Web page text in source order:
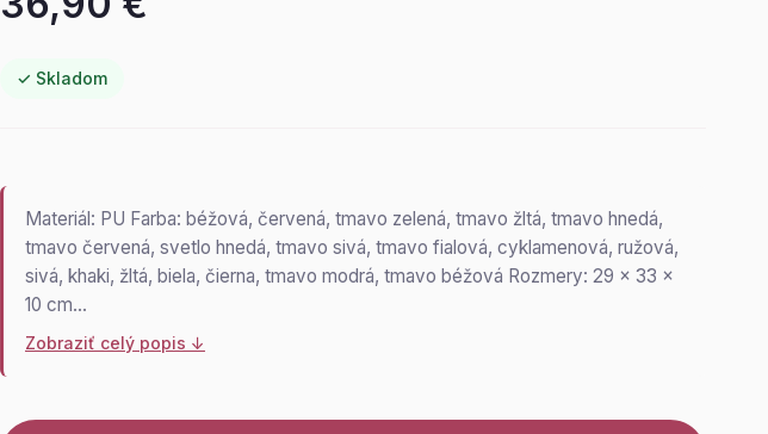
✓ Skladom
Materiál: PU Farba: béžová, červená, tmavo zelená, tmavo žltá, tmavo hnedá,
tmavo červená, svetlo hnedá, tmavo sivá, tmavo fialová, cyklamenová, ružová,
sivá, khaki, žltá, biela, čierna, tmavo modrá, tmavo béžová Rozmery: 29 x 33 x
10 cm…
Zobraziť celý popis ↓